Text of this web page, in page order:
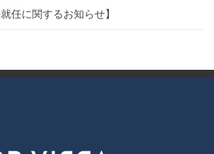
任に関するお知らせ】